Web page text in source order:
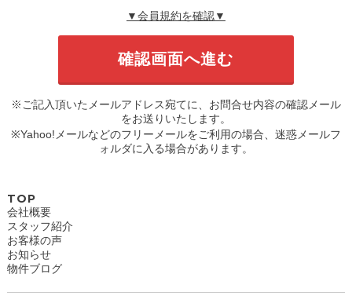
▼会員規約を確認▼
※ご記入頂いたメールアドレス宛てに、お問合せ内容の確認メール
をお送りいたします。
※Yahoo!メールなどのフリーメールをご利用の場合、迷惑メールフ
ォルダに入る場合があります。
TOP
会社概要
スタッフ紹介
お客様の声
お知らせ
物件ブログ